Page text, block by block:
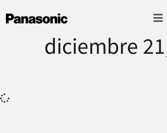
diciembre